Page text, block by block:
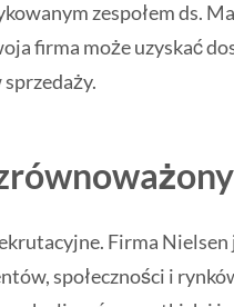
zespołem ds.
firma może uzyskać
Firma Nielsen
społeczności i